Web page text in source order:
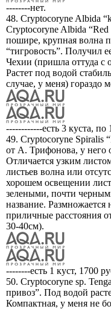
--------нет.
48. Cryptocoryne Albida
Cryptocoryne Albida
пошире, крупная волна
“тигровость”. Получил
Чехии (пришла оттуда с
Растет под водой
случае, у меня) гораздо
------------есть 3 куста, по
49. Cryptocoryne Spiralis
от А. Трифонова, у него
Отличается узким
листьев волна или
хорошем освещении
зелеными, почти
название. Размножается
приличные расстояния
30-40см).
--------есть 1 куст, 1700
50. Cryptocoryne sp.
привоз”. Под водой
Компактная, у меня не